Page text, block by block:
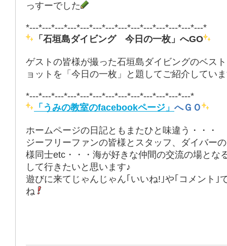
っすーでした
*---*---*---*---*---*---*---*---*---*---*---*---*---*---*
「石垣島ダイビング 今日の一枚」へGO
ゲストの皆様が撮った石垣島ダイビングのベス
ョットを「今日の一枚」と題してご紹介してい
*---*---*---*---*---*---*---*---*---*---*---*---*---*
「うみの教室のfacebookページ」 へＧＯ
ホームページの日記ともまたひと味違う・・・
ジーフリーファンの皆様とスタッフ、ダイバー
様同士etc・・・海が好きな仲間の交流の場とな
して行きたいと思います♪
遊びに来てじゃんじゃん｢いいね!｣や｢コメント｣
ね